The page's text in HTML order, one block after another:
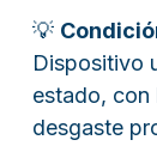
💡
Dispositivo
estado, con
desgaste